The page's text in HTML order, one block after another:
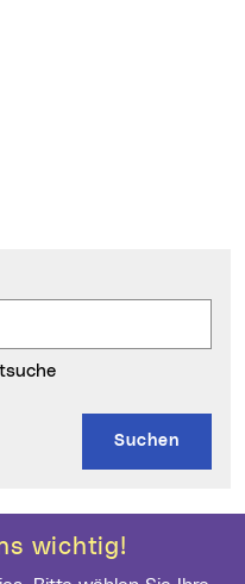
wichtig!